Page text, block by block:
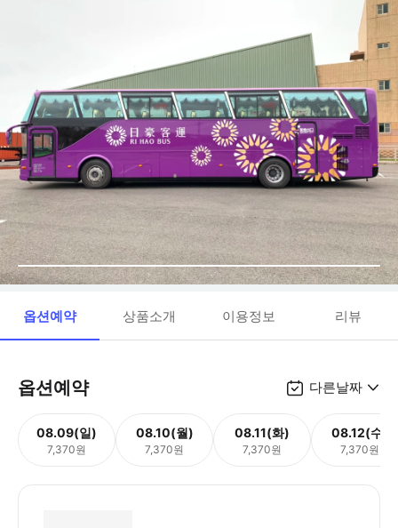
옵션예약 상품소개 이용정보 리뷰
옵션예약 다른날짜
08.09(일)
7,370원
08.10(월)
7,370원
08.11(화)
7,370원
08.12(수)
7,370원